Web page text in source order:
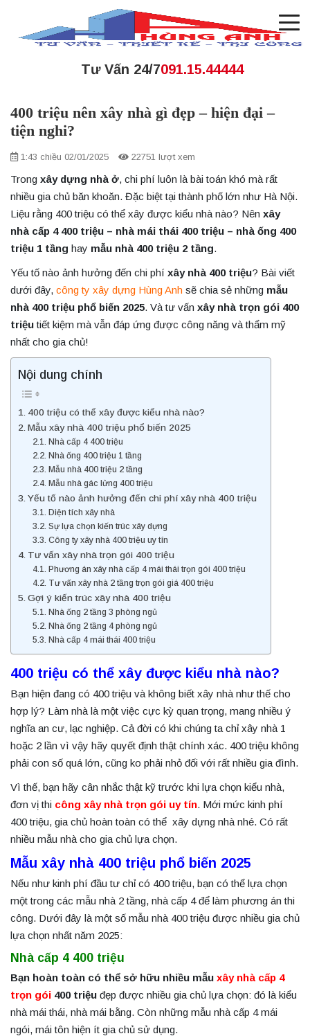
Tư Vấn 24/7091.15.44444
400 triệu nên xây nhà gì đẹp – hiện đại –
tiện nghi?
1:43 chiều 02/01/2025 22751 lượt xem
Trong xây dựng nhà ở, chi phí luôn là bài toán khó mà rất
nhiều gia chủ băn khoăn. Đặc biệt tại thành phố lớn như Hà Nội.
Liệu rằng 400 triệu có thể xây được kiểu nhà nào? Nên xây
nhà cấp 4 400 triệu – nhà mái thái 400 triệu – nhà ống 400
triệu 1 tầng hay mẫu nhà 400 triệu 2 tầng.
Yếu tố nào ảnh hưởng đến chi phí xây nhà 400 triệu? Bài viết
dưới đây, công ty xây dựng Hùng Anh sẽ chia sẻ những mẫu
nhà 400 triệu phổ biến 2025. Và tư vấn xây nhà trọn gói 400
triệutiết kiệm mà vẫn đáp ứng được công năng và thẩm mỹ
nhất cho gia chủ!
Nội dung chính
400 triệu có thể xây được kiểu nhà nào?
Mẫu xây nhà 400 triệu phổ biến 2025
Nhà cấp 4 400 triệu
Nhà ống 400 triệu 1 tầng
Mẫu nhà 400 triệu 2 tầng
Mẫu nhà gác lửng 400 triệu
Yếu tố nào ảnh hưởng đến chi phí xây nhà 400 triệu
Diện tích xây nhà
Sự lựa chọn kiến trúc xây dựng
Công ty xây nhà 400 triệu uy tín
Tư vấn xây nhà trọn gói 400 triệu
Phương án xây nhà cấp 4 mái thái trọn gói 400 triệu
Tư vấn xây nhà 2 tầng trọn gói giá 400 triệu
Gợi ý kiến trúc xây nhà 400 triệu
Nhà ống 2 tầng 3 phòng ngủ
Nhà ống 2 tầng 4 phòng ngủ
Nhà cấp 4 mái thái 400 triệu
400 triệu có thể xây được kiểu nhà nào?
Bạn hiện đang có 400 triệu và không biết xây nhà như thế cho
hợp lý? Làm nhà là một việc cực kỳ quan trọng, mang nhiều ý
nghĩa an cư, lạc nghiệp. Cả đời có khi chúng ta chỉ xây nhà 1
hoặc 2 lần vì vậy hãy quyết định thật chính xác. 400 triệu không
phải con số quá lớn, cũng ko phải nhỏ đối với rất nhiều gia đình.
Vì thế, bạn hãy cân nhắc thật kỹ trước khi lựa chọn kiểu nhà,
đơn vị thi công xây nhà trọn gói uy tín. Mới mức kinh phí
400 triệu, gia chủ hoàn toàn có thể xây dựng nhà nhé. Có rất
nhiều mẫu nhà cho gia chủ lựa chọn.
Mẫu xây nhà 400 triệu phổ biến 2025
Nếu như kinh phí đầu tư chỉ có 400 triệu, bạn có thể lựa chọn
một trong các mẫu nhà 2 tầng, nhà cấp 4 để làm phương án thi
công. Dưới đây là một số mẫu nhà 400 triệu được nhiều gia chủ
lựa chọn nhất năm 2025:
Nhà cấp 4 400 triệu
Bạn hoàn toàn có thể sở hữu nhiều mẫu xây nhà cấp 4
trọn gói 400 triệu đẹp được nhiều gia chủ lựa chọn: đó là kiểu
nhà mái thái, nhà mái bằng. Còn những mẫu nhà cấp 4 mái
ngói, mái tôn hiện ít gia chủ sử dụng.